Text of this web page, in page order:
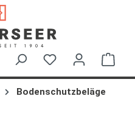
Bodenschutzbeläge